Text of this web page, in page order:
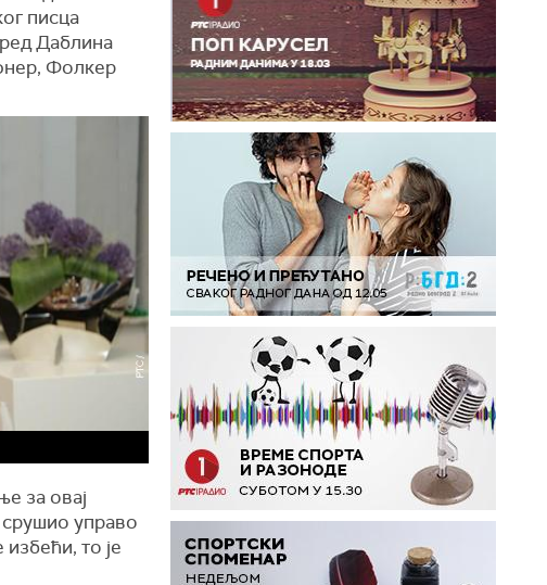
писца
Даблина
Фолкер
за овај
срушио управо
то је